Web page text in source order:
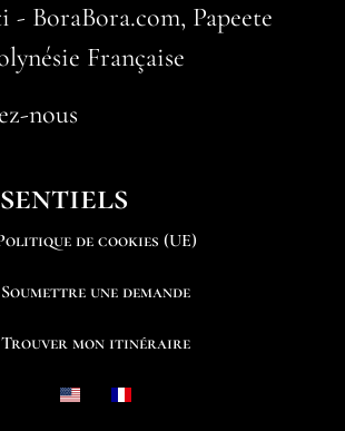
- BoraBora.com, Papeete
Française
nous
de cookies (UE)
Soumettre une demande
Trouver mon itinéraire